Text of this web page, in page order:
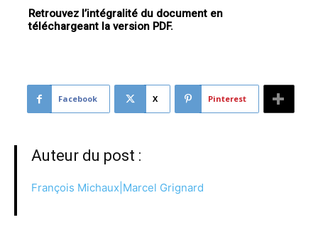
Retrouvez l’intégralité du document en
téléchargeant la version PDF.
Facebook X Pinterest
Auteur du post :
François Michaux|Marcel Grignard